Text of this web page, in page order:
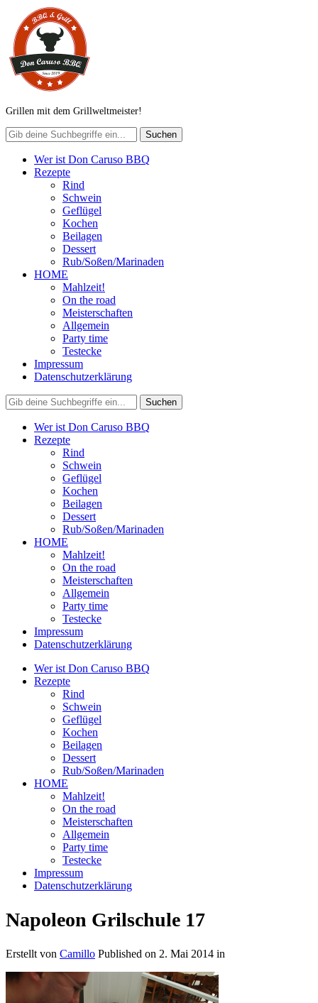
Grillen mit dem Grillweltmeister!
Wer ist Don Caruso BBQ
Rezepte
Rind
Schwein
Geflügel
Kochen
Beilagen
Dessert
Rub/Soßen/Marinaden
HOME
Mahlzeit!
On the road
Meisterschaften
Allgemein
Party time
Testecke
Impressum
Datenschutzerklärung
Wer ist Don Caruso BBQ
Rezepte
Rind
Schwein
Geflügel
Kochen
Beilagen
Dessert
Rub/Soßen/Marinaden
HOME
Mahlzeit!
On the road
Meisterschaften
Allgemein
Party time
Testecke
Impressum
Datenschutzerklärung
Wer ist Don Caruso BBQ
Rezepte
Rind
Schwein
Geflügel
Kochen
Beilagen
Dessert
Rub/Soßen/Marinaden
HOME
Mahlzeit!
On the road
Meisterschaften
Allgemein
Party time
Testecke
Impressum
Datenschutzerklärung
Napoleon Grilschule 17
Erstellt von Camillo Published on 2. Mai 2014 in